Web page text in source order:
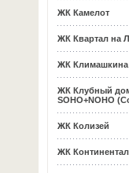
ЖК Камелот
ЖК Квартал на
ЖК Климашкина
ЖК Клубный
SOHO+NOHO
ЖК Колизей
ЖК